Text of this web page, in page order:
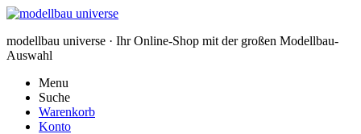
modellbau universe · Ihr Online-Shop mit der großen Modellbau-
Auswahl
Menu
Suche
Warenkorb
Konto